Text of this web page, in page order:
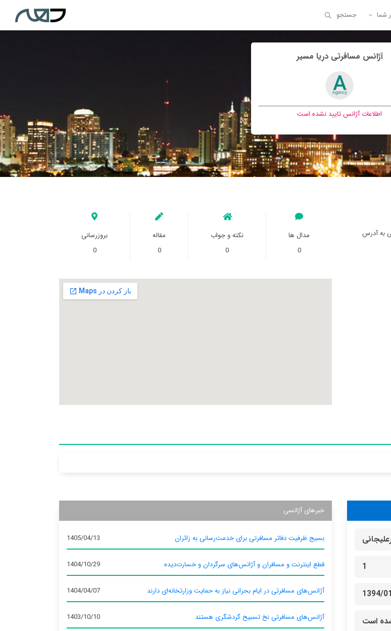
شما جستجو
آژانس مسافرتی دريا مسير
اطلاعات آژانس تایید نشده است
به آدرس
مدال ها
0
نکته و جواب
0
مقاله
0
بروزرسانی
0
1
1394/
است
خبرهای آژانسی
بسیج ظرفیت دفاتر مسافرتی برای خدمت‌رسانی به زائران 1405/04/13
قطع اینترنت و مسافران و آژانس‌های سرگردان و خسارت‌دیده 1404/10/29
آژانس‌های مسافرتی در ایام بحرانی نیاز به حمایت وزارتخانه‌ای دارند 1404/04/07
آژانس‌های مسافرتی نخ تسبیح گردشگری هستند 1403/10/10